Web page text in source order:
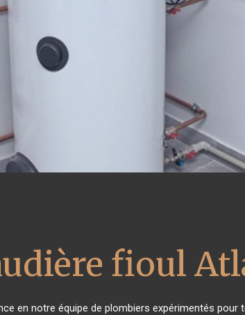
fioul
en notre équipe de plombiers expérimentés pour